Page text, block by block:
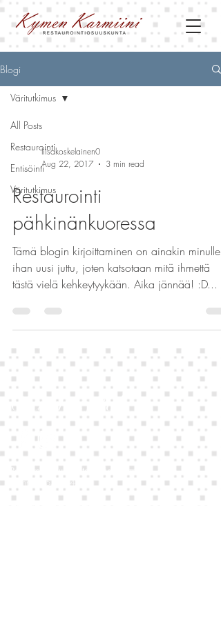
Blogi
All Posts
Restaurointi
Entisöinti
Väritutkimus
Väritutkimus
liisakoskelainen0
Aug 22, 2017
3 min read
Restaurointi
pähkinänkuoressa
Tämä blogin kirjoittaminen on ainakin minulle
ihan uusi juttu, joten katsotaan mitä ihmettä
tästä vielä kehkeytyykään. Aika jännää! :D...
Ota yhteyttä!
Restaurointiosuuskunta Kymen Karmiini
Y-tunnus
2550404-5